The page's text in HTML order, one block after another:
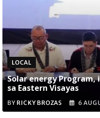
LOCAL
Solar energy Program,
sa Eastern Visayas
BY RICKY BROZAS 6